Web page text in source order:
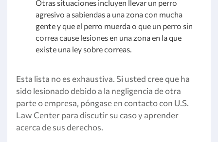
Otras situaciones incluyen llevar un perro
agresivo a sabiendas a una zona con mucha
gente y que el perro muerda o que un perro sin
correa cause lesiones en una zona en la que
existe una ley sobre correas.
Esta lista no es exhaustiva. Si usted cree que ha
sido lesionado debido a la negligencia de otra
parte o empresa, póngase en contacto con U.S.
Law Center para discutir su caso y aprender
acerca de sus derechos.